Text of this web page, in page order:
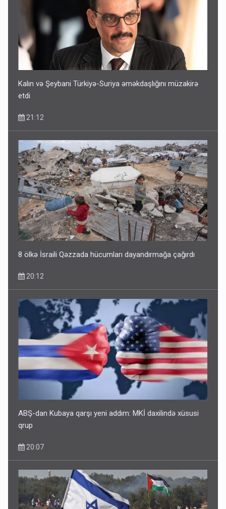
Kalın və Şeybani Türkiyə-Suriya əməkdaşlığını müzakirə
etdi
21:12
8 ölkə İsraili Qəzzada hücumları dayandırmağa çağırdı
20:12
ABŞ-dan Kubaya qarşı yeni addım: MKİ daxilində xüsusi
qrup
20:07